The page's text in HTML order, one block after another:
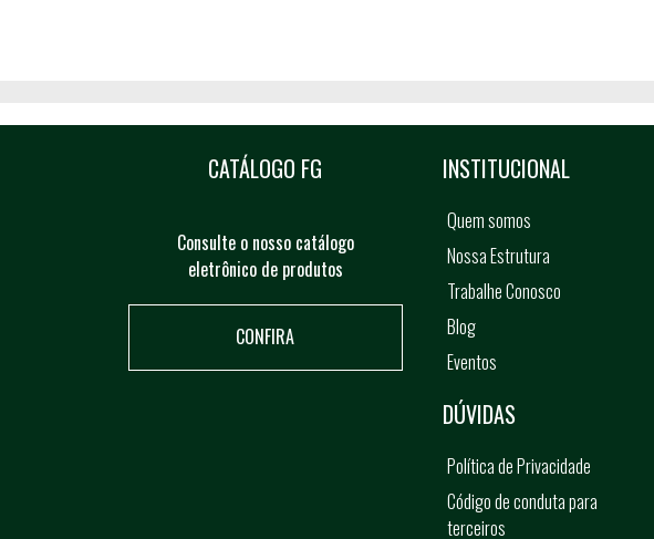
CATÁLOGO FG
Consulte o nosso catálogo
eletrônico de produtos
CONFIRA
INSTITUCIONAL
Quem somos
Nossa Estrutura
Trabalhe Conosco
Blog
Eventos
DÚVIDAS
Política de Privacidade
Código de conduta para
terceiros